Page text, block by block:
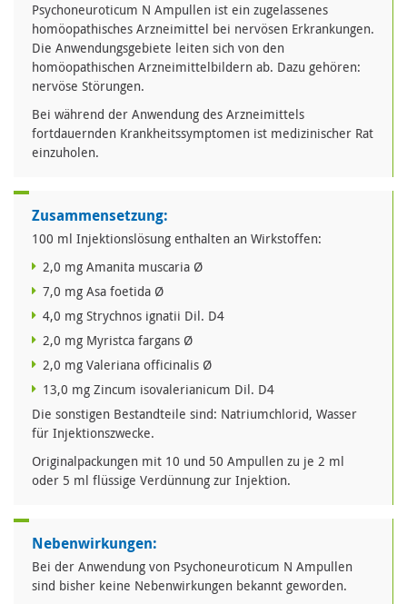
Psychoneuroticum N Ampullen ist ein zugelassenes
homöopathisches Arzneimittel bei nervösen Erkrankungen.
Die Anwendungsgebiete leiten sich von den
homöopathischen Arzneimittelbildern ab. Dazu gehören:
nervöse Störungen.
Bei während der Anwendung des Arzneimittels
fortdauernden Krankheitssymptomen ist medizinischer Rat
einzuholen.
Zusammensetzung:
100 ml Injektionslösung enthalten an Wirkstoffen:
2,0 mg Amanita muscaria Ø
7,0 mg Asa foetida Ø
4,0 mg Strychnos ignatii Dil. D4
2,0 mg Myristca fargans Ø
2,0 mg Valeriana officinalis Ø
13,0 mg Zincum isovalerianicum Dil. D4
Die sonstigen Bestandteile sind: Natriumchlorid, Wasser
für Injektionszwecke.
Originalpackungen mit 10 und 50 Ampullen zu je 2 ml
oder 5 ml flüssige Verdünnung zur Injektion.
Nebenwirkungen:
Bei der Anwendung von Psychoneuroticum N Ampullen
sind bisher keine Nebenwirkungen bekannt geworden.